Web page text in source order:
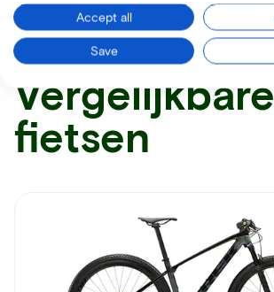
Vergelijkbare
fietsen
Accept all
Save